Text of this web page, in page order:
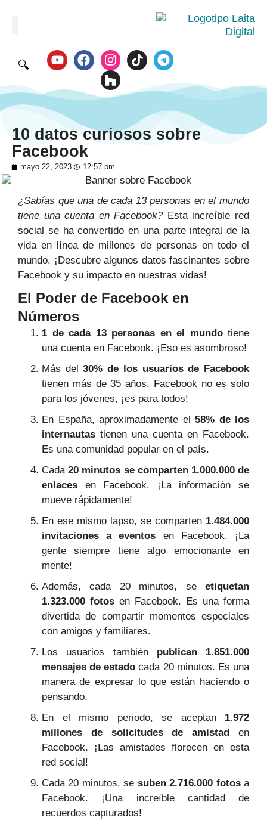
🔍
10 datos curiosos sobre
Facebook
mayo 22, 2023 12:57 pm
¿Sabías que una de cada 13 personas en el mundo
tiene una cuenta en Facebook?Esta increíble red
social se ha convertido en una parte integral de la
vida en línea de millones de personas en todo el
mundo. ¡Descubre algunos datos fascinantes sobre
Facebook y su impacto en nuestras vidas!
El Poder de Facebook en
Números
1 de cada 13 personas en el mundotiene
una cuenta en Facebook. ¡Eso es asombroso!
Más del30% de los usuarios de Facebook
tienen más de 35 años. Facebook no es solo
para los jóvenes, ¡es para todos!
En España, aproximadamente el 58% de los
internautas tienen una cuenta en Facebook.
Es una comunidad popular en el país.
Cada20 minutos se comparten 1.000.000 de
enlaces en Facebook. ¡La información se
mueve rápidamente!
En ese mismo lapso, se comparten 1.484.000
invitaciones a eventos en Facebook. ¡La
gente siempre tiene algo emocionante en
mente!
Además, cada 20 minutos, se etiquetan
1.323.000 fotos en Facebook. Es una forma
divertida de compartir momentos especiales
con amigos y familiares.
Los usuarios también publican 1.851.000
mensajes de estado cada 20 minutos. Es una
manera de expresar lo que están haciendo o
pensando.
En el mismo periodo, se aceptan 1.972
millones de solicitudes de amistad en
Facebook. ¡Las amistades florecen en esta
red social!
Cada 20 minutos, se suben 2.716.000 fotosa
Facebook. ¡Una increíble cantidad de
recuerdos capturados!